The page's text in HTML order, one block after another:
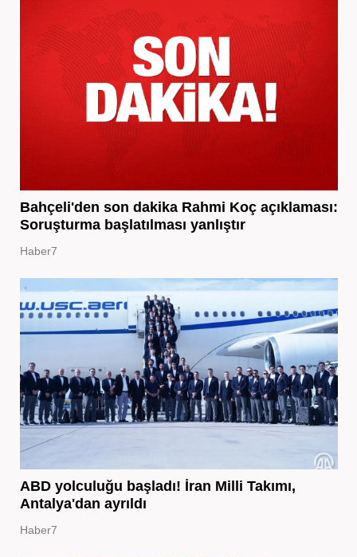
Bahçeli'den son dakika Rahmi Koç açıklaması:
Soruşturma başlatılması yanlıştır
Haber7
ABD yolculuğu başladı! İran Milli Takımı,
Antalya'dan ayrıldı
Haber7